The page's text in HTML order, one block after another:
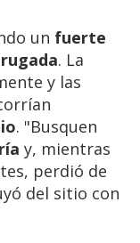
un fuerte
. La
y las
. "Busquen
y, mientras
perdió de
del sitio con